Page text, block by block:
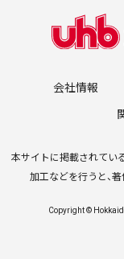
会社情報
本サイトに掲載されている
加工などを行うと、
Copyright ©